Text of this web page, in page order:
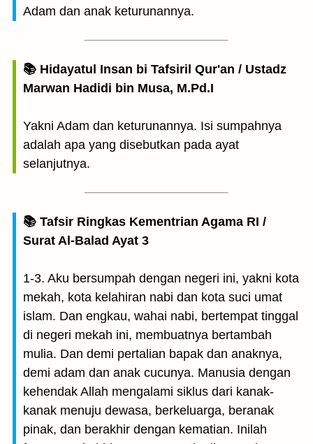
Adam dan anak keturunannya.
📚 Hidayatul Insan bi Tafsiril Qur'an / Ustadz
Marwan Hadidi bin Musa, M.Pd.I
Yakni Adam dan keturunannya. Isi sumpahnya
adalah apa yang disebutkan pada ayat
selanjutnya.
📚 Tafsir Ringkas Kementrian Agama RI /
Surat Al-Balad Ayat 3
1-3. Aku bersumpah dengan negeri ini, yakni kota
mekah, kota kelahiran nabi dan kota suci umat
islam. Dan engkau, wahai nabi, bertempat tinggal
di negeri mekah ini, membuatnya bertambah
mulia. Dan demi pertalian bapak dan anaknya,
demi adam dan anak cucunya. Manusia dengan
kehendak Allah mengalami siklus dari kanak-
kanak menuju dewasa, berkeluarga, beranak
pinak, dan berakhir dengan kematian. Inilah